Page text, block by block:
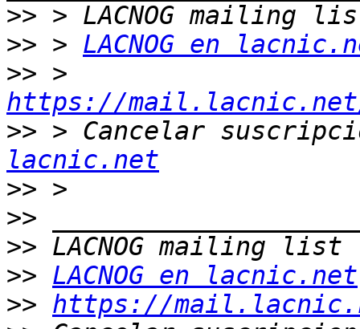
>>
>> > LACNOG en
>>
https://
>> > Cancelar
lacnic.net
>>
>>
>>
>> LACNOG en lacnic.net
>> https://